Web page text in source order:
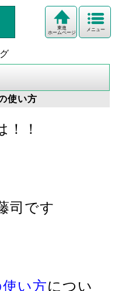
メニュー
東進
ホームページ
使い方
！！
司です
い方につい